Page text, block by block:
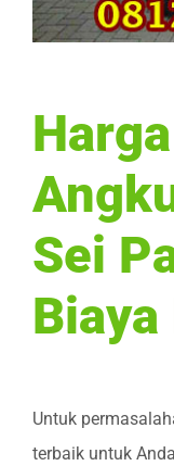
Sei
Untuk
terbaik untuk